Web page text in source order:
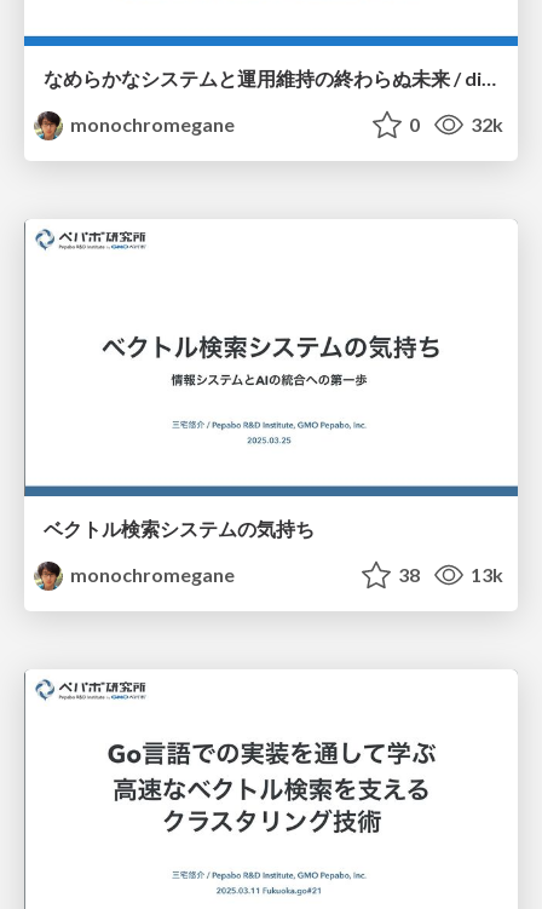
monochromegane
0 32k
ベクトル検索システムの気持ち
monochromegane
38 13k